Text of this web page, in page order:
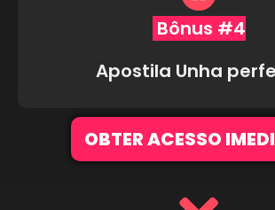
Bônus #4
Apostila Unha
OBTER ACESSO